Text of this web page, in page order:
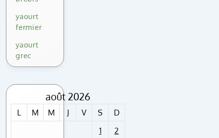
yaourt
fermier
yaourt
grec
août 2026
L M M J V S
D
1
2